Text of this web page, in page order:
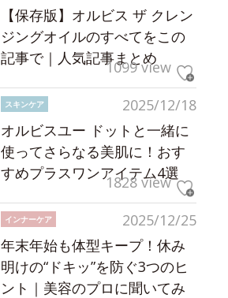
【保存版】オルビス ザ クレン
ジングオイルのすべてをこの
記事で｜人気記事まとめ
1099 view
2025/12/18
スキンケア
オルビスユー ドットと一緒に
使ってさらなる美肌に！おす
すめプラスワンアイテム4選
1828 view
2025/12/25
インナーケア
年末年始も体型キープ！休み
明けの“ドキッ”を防ぐ3つのヒ
ント｜美容のプロに聞いてみ